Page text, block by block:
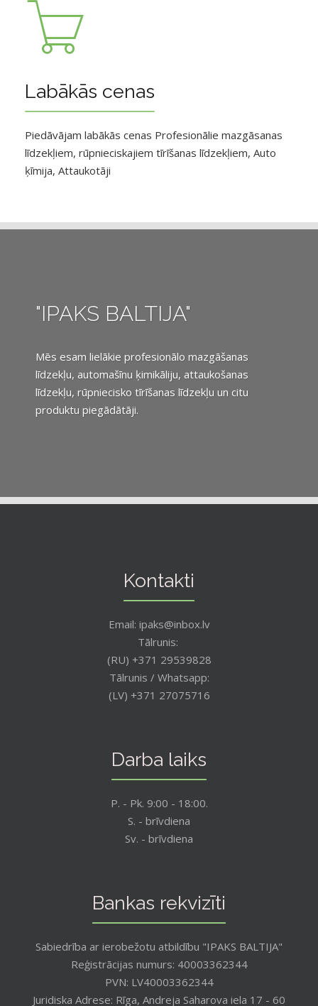
Labākās cenas
Piedāvājam labākās cenas Profesionālie mazgāsanas
līdzekļiem, rūpnieciskajiem tīrīšanas līdzekļiem, Auto
ķīmija, Attaukotāji
"IPAKS BALTIJA"
Mēs esam lielākie profesionālo mazgāšanas
līdzekļu, automašīnu ķimikāliju, attaukošanas
līdzekļu, rūpniecisko tīrīšanas līdzekļu un citu
produktu piegādātāji.
Kontakti
Email: ipaks@inbox.lv
Tālrunis:
(RU) +371 29539828
Tālrunis / Whatsapp:
(LV) +371 27075716
Darba laiks
P. - Pk. 9:00 - 18:00.
S. - brīvdiena
Sv. - brīvdiena
Bankas rekvizīti
Sabiedrība ar ierobežotu atbildību "IPAKS BALTIJA"
Reģistrācijas numurs: 40003362344
PVN: LV40003362344
Juridiska Adrese: Rīga, Andreja Saharova iela 17 - 60